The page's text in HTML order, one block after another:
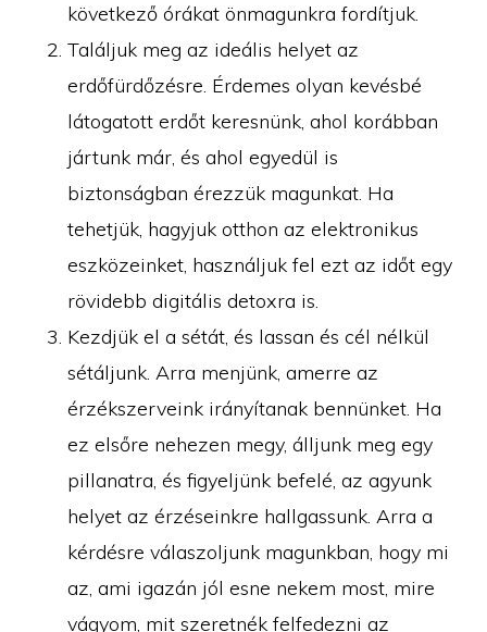
következő órákat önmagunkra fordítjuk.
Találjuk meg az ideális helyet az
erdőfürdőzésre. Érdemes olyan kevésbé
látogatott erdőt keresnünk, ahol korábban
jártunk már, és ahol egyedül is
biztonságban érezzük magunkat. Ha
tehetjük, hagyjuk otthon az elektronikus
eszközeinket, használjuk fel ezt az időt egy
rövidebb digitális detoxra is.
Kezdjük el a sétát, és lassan és cél nélkül
sétáljunk. Arra menjünk, amerre az
érzékszerveink irányítanak bennünket. Ha
ez elsőre nehezen megy, álljunk meg egy
pillanatra, és figyeljünk befelé, az agyunk
helyet az érzéseinkre hallgassunk. Arra a
kérdésre válaszoljunk magunkban, hogy mi
az, ami igazán jól esne nekem most, mire
vágyom, mit szeretnék felfedezni az